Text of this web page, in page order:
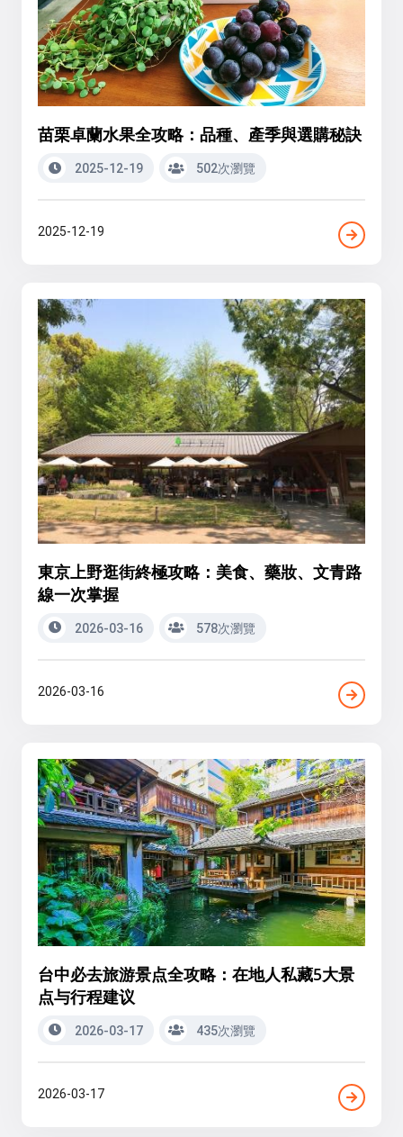
苗栗卓蘭水果全攻略：品種、產季與選購秘訣
2025-12-19 502次瀏覽
2025-12-19
東京上野逛街終極攻略：美食、藥妝、文青路
線一次掌握
2026-03-16 578次瀏覽
2026-03-16
台中必去旅游景点全攻略：在地人私藏5大景
点与行程建议
2026-03-17 435次瀏覽
2026-03-17